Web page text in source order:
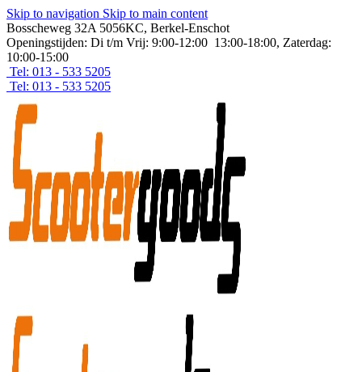
Skip to navigation Skip to main content
Bosscheweg 32A 5056KC, Berkel-Enschot
Openingstijden: Di t/m Vrij: 9:00-12:00 13:00-18:00, Zaterdag:
10:00-15:00
Tel: 013 - 533 5205
Tel: 013 - 533 5205